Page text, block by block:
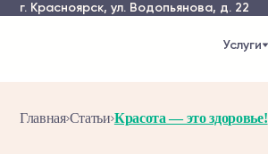
г. Красноярск, ул. Водопьянова, д. 22
Услуги
Главная Статьи Красота — это здоровье!